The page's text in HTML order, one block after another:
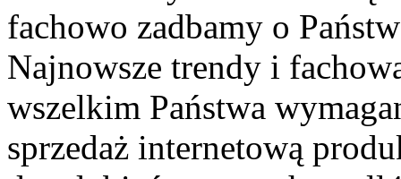
fachowo zadbamy o
Najnowsze trendy i
wszelkim Państwa
sprzedaż internetową